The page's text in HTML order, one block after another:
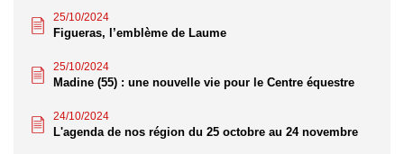
25/10/2024
Figueras, l’emblème de Laume
25/10/2024
Madine (55) : une nouvelle vie pour le Centre équestre
24/10/2024
L'agenda de nos région du 25 octobre au 24 novembre